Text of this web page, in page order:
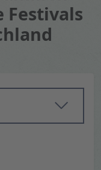
Festivals